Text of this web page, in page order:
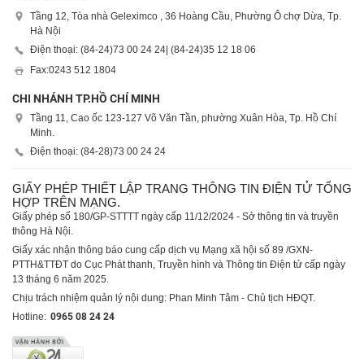
Tầng 12, Tòa nhà Geleximco , 36 Hoàng Cầu, Phường Ô chợ Dừa, Tp.
Hà Nội
Điện thoại: (84-24)73 00 24 24| (84-24)35 12 18 06
Fax:0243 512 1804
CHI NHÁNH TP.HỒ CHÍ MINH
Tầng 11, Cao ốc 123-127 Võ Văn Tần, phường Xuân Hòa, Tp. Hồ Chí
Minh.
Điện thoại: (84-28)73 00 24 24
GIẤY PHÉP THIẾT LẬP TRANG THÔNG TIN ĐIỆN TỬ TỔNG
HỢP TRÊN MẠNG.
Giấy phép số 180/GP-STTTT ngày cấp 11/12/2024 - Sở thông tin và truyền
thông Hà Nội.
Giấy xác nhận thông báo cung cấp dịch vụ Mạng xã hội số 89 /GXN-
PTTH&TTĐT do Cục Phát thanh, Truyền hình và Thông tin Điện tử cấp ngày
13 tháng 6 năm 2025.
Chịu trách nhiệm quản lý nội dung: Phan Minh Tâm - Chủ tịch HĐQT.
Hotline: 0965 08 24 24